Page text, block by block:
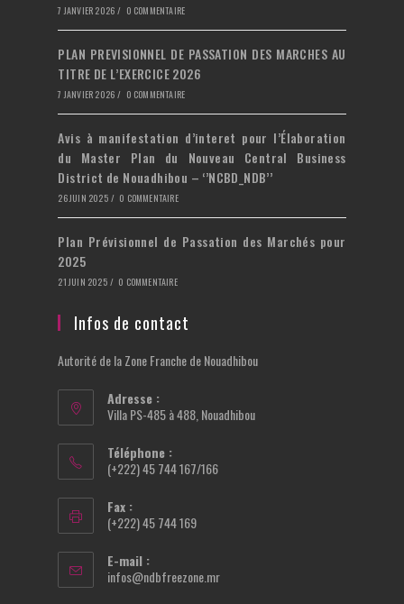
7 JANVIER 2026 / 0 COMMENTAIRE
PLAN PREVISIONNEL DE PASSATION DES MARCHES AU
TITRE DE L’EXERCICE 2026
7 JANVIER 2026 / 0 COMMENTAIRE
Avis à manifestation d’interet pour l’Élaboration
du Master Plan du Nouveau Central Business
District de Nouadhibou – ‘’NCBD_NDB’’
26 JUIN 2025 / 0 COMMENTAIRE
Plan Prévisionnel de Passation des Marchés pour
2025
21 JUIN 2025 / 0 COMMENTAIRE
Infos de contact
Autorité de la Zone Franche de Nouadhibou
Adresse :
Villa PS-485 à 488, Nouadhibou
Téléphone :
(+222) 45 744 167/166
Fax :
(+222) 45 744 169
E-mail :
infos@ndbfreezone.mr